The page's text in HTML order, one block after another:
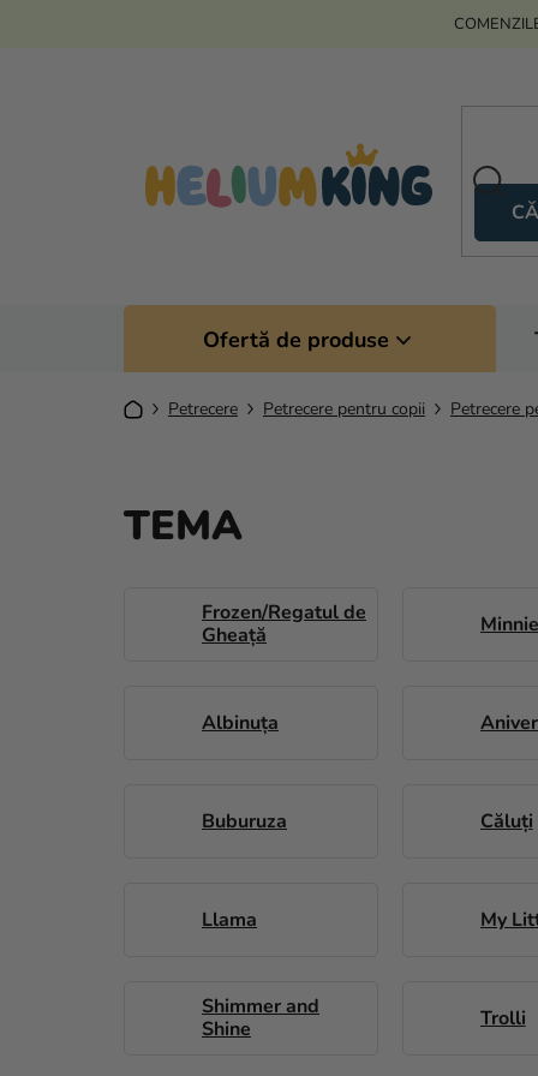
Ofertă de produse
Acasă Petrecere Petrecere pentru copii Petrecere
TEMA
Frozen/Regatul de
Gheață
Minnie
Albinuța
Buburuza Căluți
Llama My
Shimmer and
Shine
Trolli